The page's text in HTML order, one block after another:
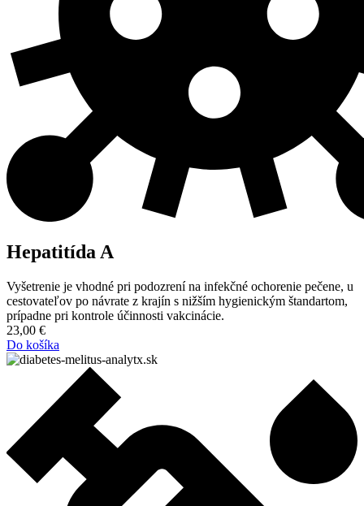
Hepatitída A
Vyšetrenie je vhodné pri podozrení na infekčné ochorenie pečene, u
cestovateľov po návrate z krajín s nižším hygienickým štandartom,
prípadne pri kontrole účinnosti vakcinácie.
23,00 €
Do košíka